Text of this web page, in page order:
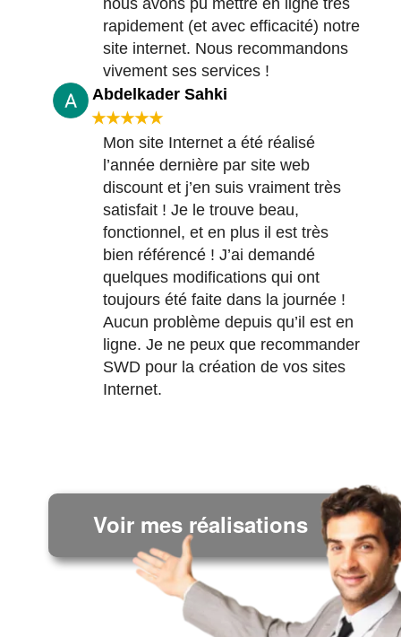
rapidement (et avec efficacité) notre
site internet. Nous recommandons
vivement ses services !
Abdelkader Sahki
★★★★★
Mon site Internet a été réalisé
l’année dernière par site web
discount et j’en suis vraiment très
satisfait ! Je le trouve beau,
fonctionnel, et en plus il est très
bien référencé ! J’ai demandé
quelques modifications qui ont
toujours été faite dans la journée !
Aucun problème depuis qu’il est en
ligne. Je ne peux que recommander
SWD pour la création de vos sites
Internet.
Voir mes réalisations